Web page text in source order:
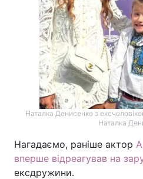
Наталка Денисенко з
Наталка
Нагадаємо, раніше актор
вперше відреагував на
ексдружини.